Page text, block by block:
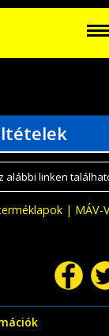
alábbi linken
| MÁV-